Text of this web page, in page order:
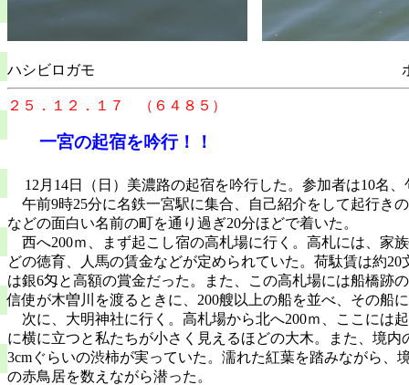
ハシビロガモ ホシハ
２５．１２．１７ （６４８５）
一宮の起宿を吟行！！
12 月 14日（日）美濃路の起宿を吟行した。参加者は10名、
午前9時25分に名鉄一宮駅に集合、自己紹介をして起行き
などの面白い名前の町を通り過ぎ20分ほどで着いた。
西へ200ｍ、まず起こし宿の高札場に行く。高札には、家
どの徳育、人馬の賃金などが定められていた。荷駄賃は約20
は銀6匁と高額の賞金だった。また、この高札場には船橋跡
信使が木曽川を渡るときに、 200艘以上の船を並べ、その船
次に、大明神社に行く。高札場から北へ200ｍ、ここには
に横に立つと私たちが小さく見えるほどの大木。また、境内
3cmぐらいの渋柿が実っていた。濡れた紅葉を踏みながら、
の赤鳥居を数えながら潜った。